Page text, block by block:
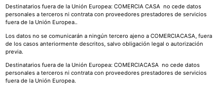
Destinatarios fuera de la Unión Europea: COMERCIA CASA no cede datos
personales a terceros ni contrata con proveedores prestadores de servicios
fuera de la Unión Europea..
Los datos no se comunicarán a ningún tercero ajeno a COMERCIACASA, fuera
de los casos anteriormente descritos, salvo obligación legal o autorización
previa.
Destinatarios fuera de la Unión Europea: COMERCIACASA no cede datos
personales a terceros ni contrata con proveedores prestadores de servicios
fuera de la Unión Europea.